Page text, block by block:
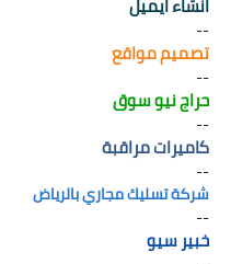
--
تصميم مواقع
--
حراج نيو سوق
--
كاميرات مراقبة
--
شركة تسليك مجاري بالرياض
--
خبير سيو